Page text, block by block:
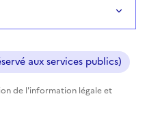
aux services publics)
de l'information légale et